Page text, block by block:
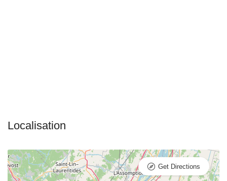
Get Directions